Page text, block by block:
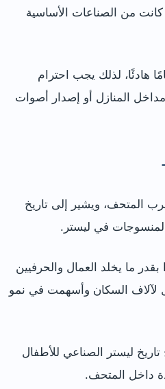
من الصناعات الأساسية
هادئًا، لذلك يجب احترام
المنازل أو إصدار أصوات
المتحف، ويشير إلى تاريخ
في ليستر.
ما يخلد العمال والحرفيين
لآلاف السكان وأسهمت في نمو
ليستر الصناعي للأطفال
داخل المتحف.